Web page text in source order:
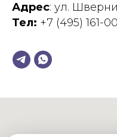
Адрес: ул.
Тел: +7 (495) 161-